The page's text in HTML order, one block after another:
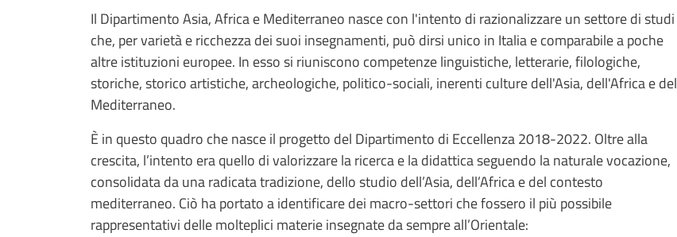
Il Dipartimento Asia, Africa e Mediterraneo nasce con l'intento di razionalizzare un settore di studi
che, per varietà e ricchezza dei suoi insegnamenti, può dirsi unico in Italia e comparabile a poche
altre istituzioni europee. In esso si riuniscono competenze linguistiche, letterarie, filologiche,
storiche, storico artistiche, archeologiche, politico-sociali, inerenti culture dell'Asia, dell'Africa e del
Mediterraneo.
È in questo quadro che nasce il progetto del Dipartimento di Eccellenza 2018-2022. Oltre alla
crescita, l’intento era quello di valorizzare la ricerca e la didattica seguendo la naturale vocazione,
consolidata da una radicata tradizione, dello studio dell’Asia, dell’Africa e del contesto
mediterraneo. Ciò ha portato a identificare dei macro-settori che fossero il più possibile
rappresentativi delle molteplici materie insegnate da sempre all’Orientale: